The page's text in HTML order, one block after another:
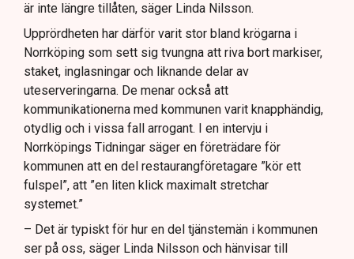
är inte längre tillåten, säger Linda Nilsson.
Upprördheten har därför varit stor bland krögarna i
Norrköping som sett sig tvungna att riva bort markiser,
staket, inglasningar och liknande delar av
uteserveringarna. De menar också att
kommunikationerna med kommunen varit knapphändig,
otydlig och i vissa fall arrogant. I en intervju i
Norrköpings Tidningar säger en företrädare för
kommunen att en del restaurangföretagare ”kör ett
fulspel”, att ”en liten klick maximalt stretchar
systemet.”
– Det är typiskt för hur en del tjänstemän i kommunen
ser på oss, säger Linda Nilsson och hänvisar till